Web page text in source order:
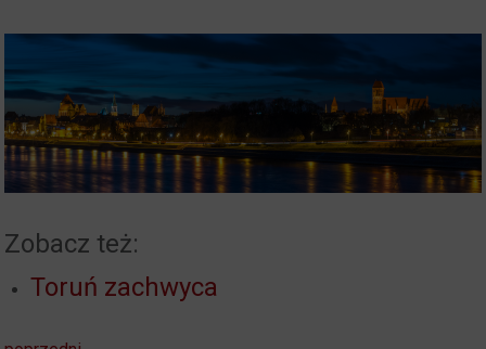
Zobacz też:
Toruń zachwyca